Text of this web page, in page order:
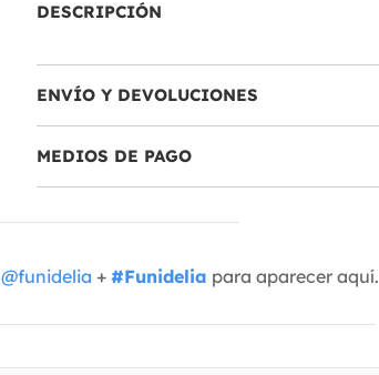
DESCRIPCIÓN
ENVÍO Y DEVOLUCIONES
MEDIOS DE PAGO
@funidelia + #Funidelia para aparecer aquí.